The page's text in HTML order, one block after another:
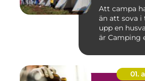
Att campa
än att sova i
upp en
är Camping
01.